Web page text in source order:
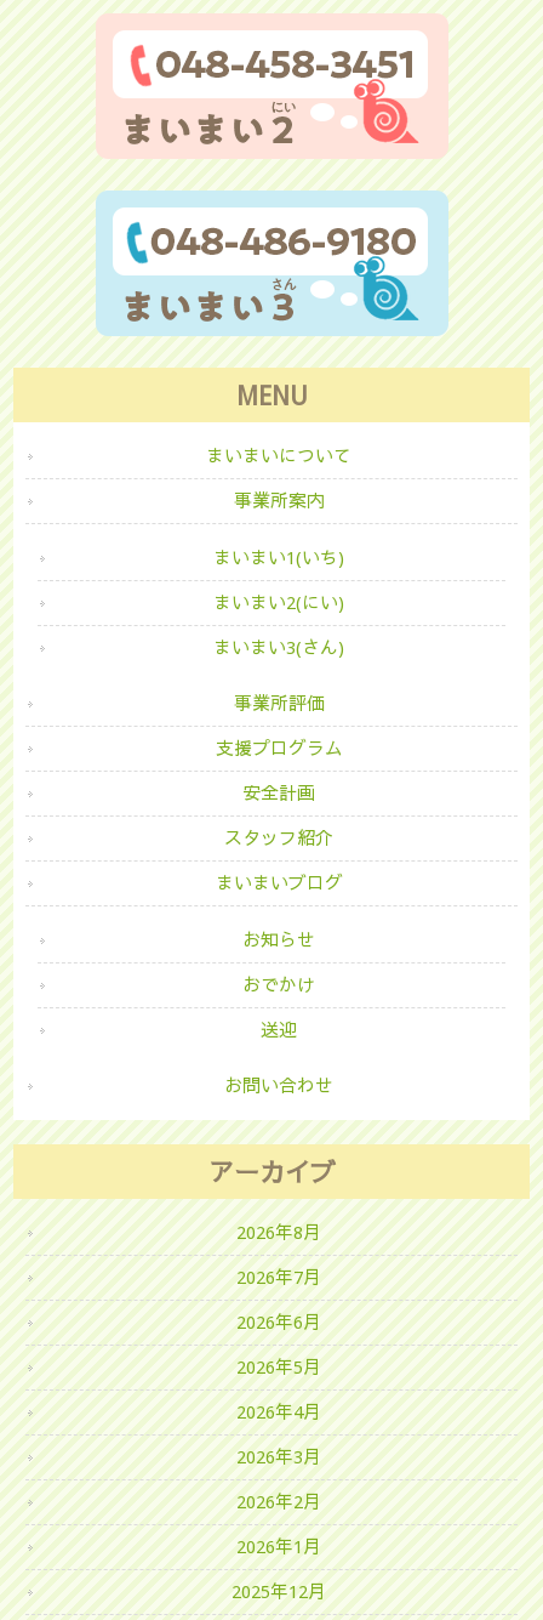
MENU
まいまいについて
事業所案内
まいまい1(いち)
まいまい2(にい)
まいまい3(さん)
事業所評価
支援プログラム
安全計画
スタッフ紹介
まいまいブログ
お知らせ
おでかけ
送迎
お問い合わせ
アーカイブ
2026年8月
2026年7月
2026年6月
2026年5月
2026年4月
2026年3月
2026年2月
2026年1月
2025年12月